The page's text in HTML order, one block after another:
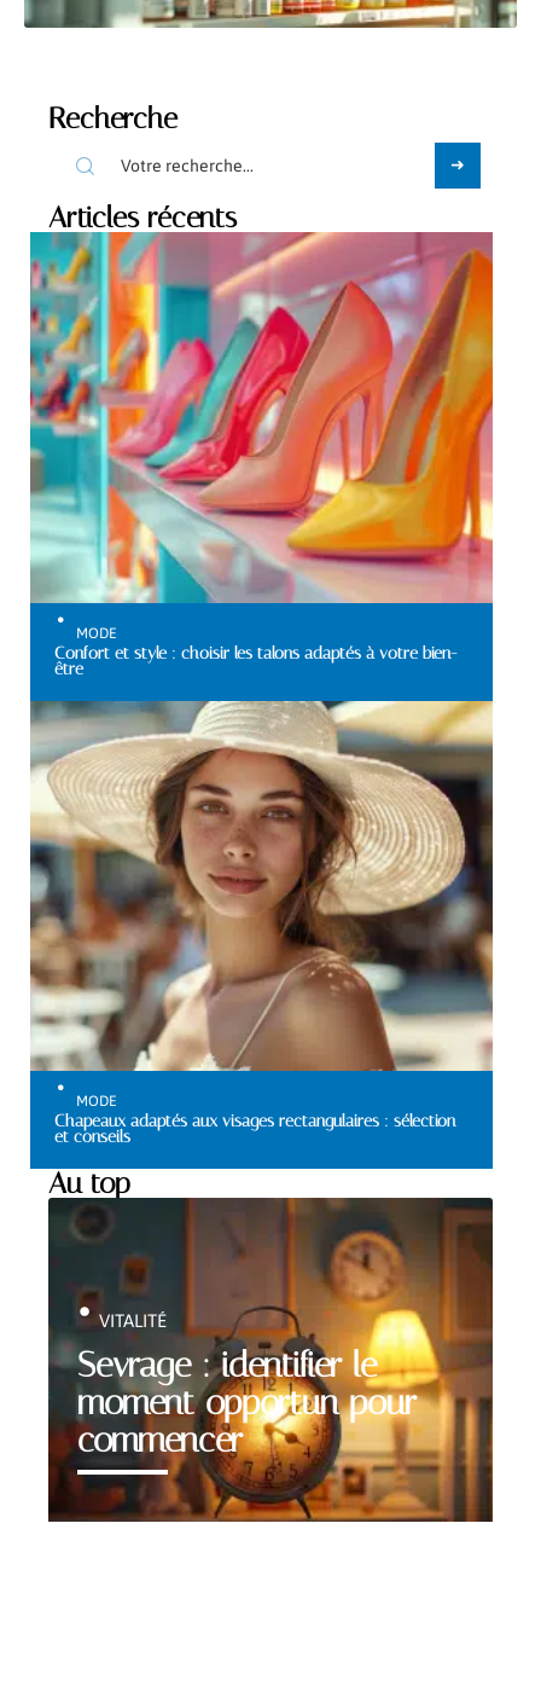
Recherche
Articles récents
MODE
Confort et style : choisir les talons adaptés à votre bien-
être
MODE
Chapeaux adaptés aux visages rectangulaires : sélection
et conseils
Au top
Sevrage : identifier le
moment opportun pour
commencer
VITALITÉ